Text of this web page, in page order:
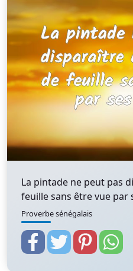
La pintade ne peut pas
feuille sans être vue par
Proverbe sénégalais